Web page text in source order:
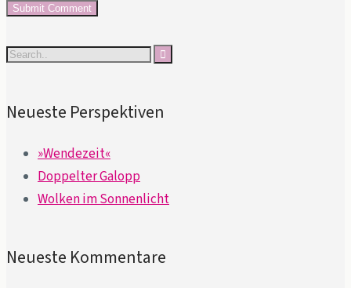
Neueste Perspektiven
»Wendezeit«
Doppelter Galopp
Wolken im Sonnenlicht
Neueste Kommentare